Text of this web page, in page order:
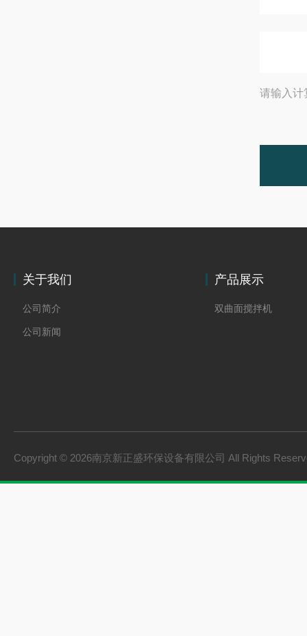
请输入计
关于我们
公司简介
公司新闻
产品展示
双曲面搅拌机
Copyright © 2026南京新正盛环保设备有限公司 All Rights